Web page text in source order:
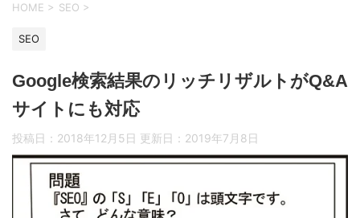
HOME > SEO >
SEO
Google検索結果のリッチリザルトがQ&A
サイトにも対応
投稿日：2018年12月5日 更新日： 2019年7月8日